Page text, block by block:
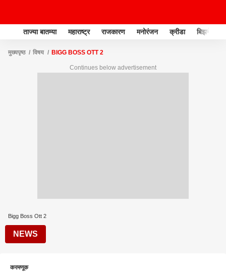
ताज्या बातम्या महाराष्ट्र राजकारण मनोरंजन क्रीडा बिझनेस
मुख्यपृष्ठ विषय BIGG BOSS OTT 2
Continues below advertisement
Bigg Boss Ott 2
NEWS
करमणूक